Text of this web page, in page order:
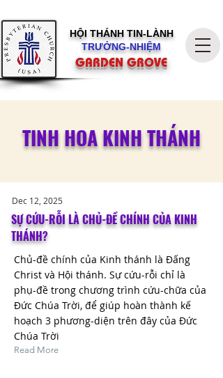
HỘI THÁNH TIN-LÀNH
TRƯỞNG-NHIỆM
GARDEN GROVE
TINH HOA KINH THÁNH
Dec 12, 2025
SỰ CỨU-RỖI LÀ CHỦ-ĐỀ CHÍNH CỦA KINH
THÁNH?
Chủ-đề chính của Kinh thánh là Đấng
Christ và Hội thánh. Sự cứu-rỗi chỉ là
phụ-đề trong chương trình cứu-chữa của
Đức Chúa Trời, để giúp hoàn thành kế
hoạch 3 phương-diện trên đây của Đức
Chúa Trời
Read More